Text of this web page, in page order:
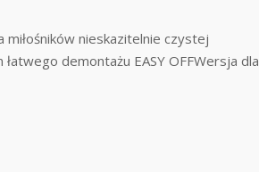
miłośników nieskazitelnie czystej
demontażu EASY OFFWersja dla